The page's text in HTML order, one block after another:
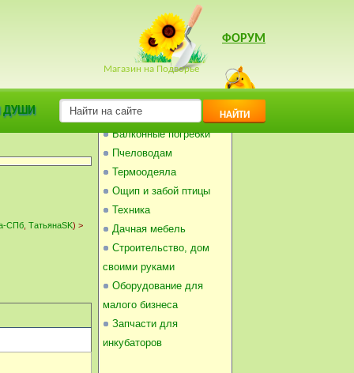
ФОРУМ
ДУШИ НАЙТИ
СПб ТатьянаSK) >
Магазин на Подворье
Инкубаторы
Балконные погребки
Пчеловодам
Термоодеяла
Ощип и забой птицы
Техника
Дачная мебель
Строительство, дом
своими руками
Оборудование для
малого бизнеса
Запчасти для
инкубаторов